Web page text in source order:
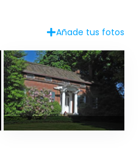
Añade tus fotos